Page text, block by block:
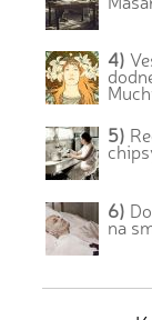
4)
5)
6)
na